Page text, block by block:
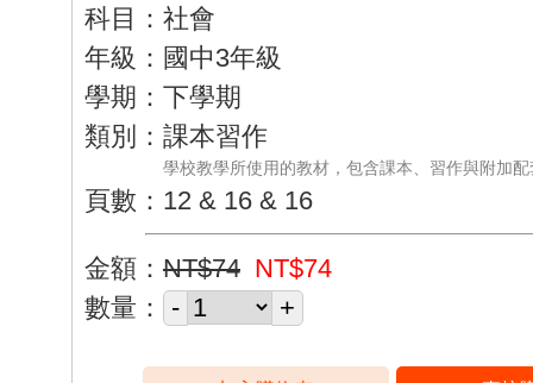
科目：社會
年級：國中3年級
學期：下學期
類別：課本習作
學校教學所使用的教材，包含課本、習作與附加
頁數：12 & 16 & 16
金額： NT$74 NT$74
數量：